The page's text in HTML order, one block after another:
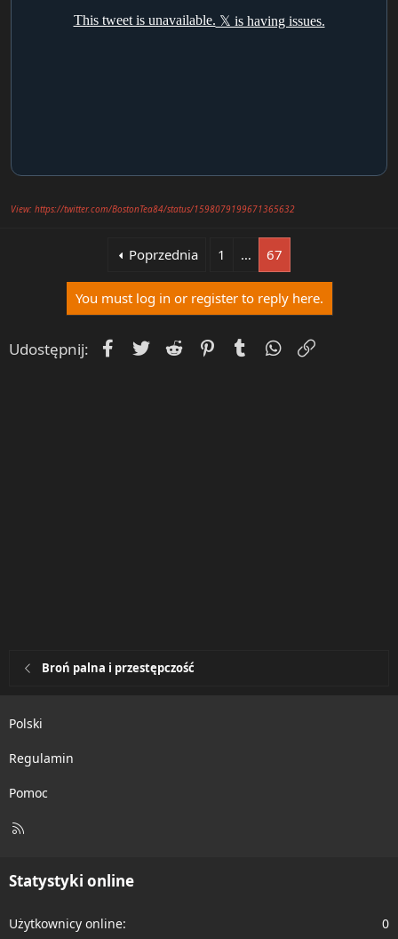
View: https://twitter.com/BostonTea84/status/1598079199671365632
Poprzednia 1 … 67
You must log in or register to reply here.
Udostępnij: Facebook
Twitter Reddit PinterestTumblrWhatsApp
Broń palna i przestępczość
Polski
Regulamin
Pomoc
R
Statystyki online
Użytkownicy online 0